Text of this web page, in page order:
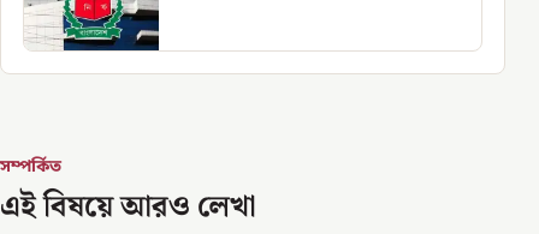
সম্পর্কিত
এই বিষয়ে আরও লেখা